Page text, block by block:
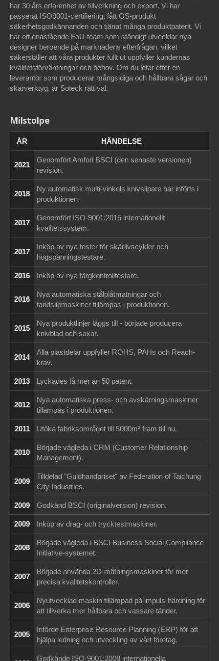
har 30 års erfarenhet av tillverkning och export. Vi har
passerat ISO9001-certifiering, fått GS-produkt
säkerhetsgodkännanden och tjänat många produktpatent. Vi
har ett enastående FoU-team som ständigt utvecklar nya
designer beroende på marknadens efterfrågan, vilket
säkerställer att våra produkter fullt ut uppfyller kundernas
kvalitetsförväntningar och behov. Om du letar efter en
leverantör som producerar mångsidiga och hållbara sågar och
skärverktyg, är Soteck rätt val.
Milstolpe
ÅR HÄNDELSE
2021
Genomfört Amfori BSCI (den senaste versionen)
revision.
2018
Ny automatisk multi-vinkels knivslipare har införts i
produktionen.
2017
Genomfört ISO-9001:2015 internationellt
kvalitetssystem.
2017
Inköp av nya tester för skärlivscykler och
högspänningstestare.
2016 Inköp av nya färgkontrolltestare.
2016
Nya automatiska stålplåtmatningar och
tandslipmaskiner tillämpas i produktionen.
2015
Nya produktlinjer läggs till - började producera
knivblad och saxar.
2014
Alla plastdelar uppfyller ROHS, PAHs och Reach-
krav.
2013 Lyckades få mer än 50 patent.
2012
Nya automatiska press- och avskärningsmaskiner
tillämpas i produktionen.
2011 Utöka fabriksområdet till 5000m² fram till nu.
2010
Började vägleda i CRM (Customer Relationship
Management).
2009
Tilldelad "Guldhandpriset" av Federation of Taichung
City Industries.
2009 Godkänd BSCI (originalversion) revision.
2009 Inköp av drag- och trycktestmaskiner.
2008
Började vägleda i BSCI Business Social Compliance
Initiative-systemet.
2007
Började använda 2D-mätningsmaskiner för mer
precisa kvalitetskontroller.
2006
Nyutvecklad maskin tillämpad på impuls-härdning för
att tillverka mer hållbara och vassare tänder.
2005
Införde Enterprise Resource Planning (ERP) för att
hjälpa ledning och utveckling av vårt företag.
Godkände ISO-9001:2008 internationella